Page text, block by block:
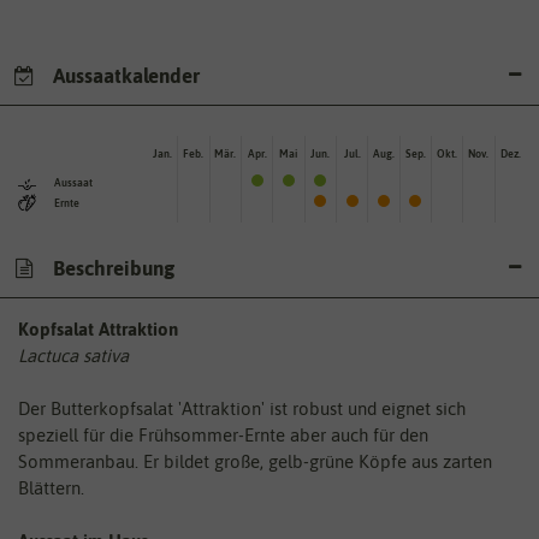
Aussaatkalender
Aussaat
Ernte
Jan. Feb. Mär. Apr. Mai Jun. Jul. Aug. Sep. Okt. Nov. Dez.
Beschreibung
Kopfsalat Attraktion
Lactuca sativa
Der Butterkopfsalat 'Attraktion' ist robust und eignet sich
speziell für die Frühsommer-Ernte aber auch für den
Sommeranbau. Er bildet große, gelb-grüne Köpfe aus zarten
Blättern.